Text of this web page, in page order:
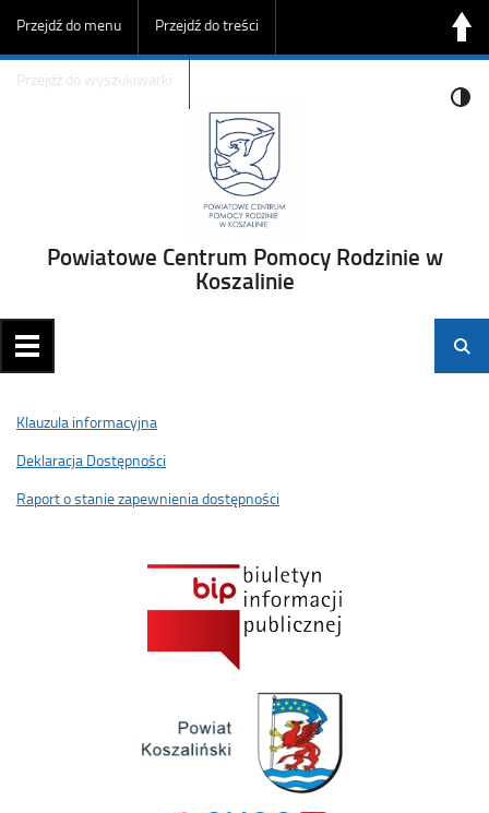
Przejdź do menu Przejdź do treści
Przejdź do wyszukiwarki
Powiatowe Centrum Pomocy Rodzinie w
Koszalinie
Klauzula informacyjna
Deklaracja Dostępności
Raport o stanie zapewnienia dostępności